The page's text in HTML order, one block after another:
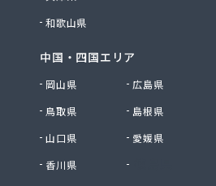
和歌山県
中国・四国エリア
岡山県
広島県
鳥取県
島根県
山口県
愛媛県
香川県